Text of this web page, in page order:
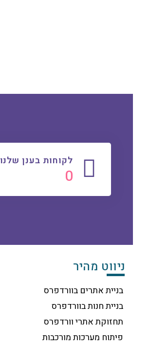
לקוחות בענן שלנו
0
ניווט מהיר
בניית אתרים בוורדפרס
בניית חנות בוורדפרס
תחזוקת אתרי וורדפרס
פיתוח מערכות מורכבות